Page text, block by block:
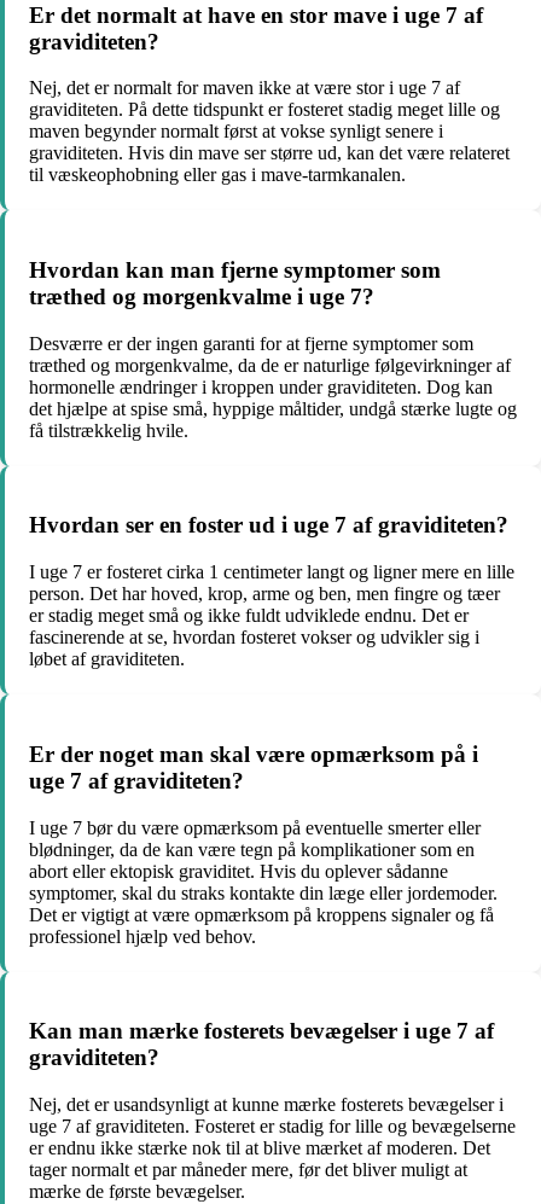
Er det normalt at have en stor mave i uge 7 af
graviditeten?
Nej, det er normalt for maven ikke at være stor i uge 7 af
graviditeten. På dette tidspunkt er fosteret stadig meget lille og
maven begynder normalt først at vokse synligt senere i
graviditeten. Hvis din mave ser større ud, kan det være relateret
til væskeophobning eller gas i mave-tarmkanalen.
Hvordan kan man fjerne symptomer som
træthed og morgenkvalme i uge 7?
Desværre er der ingen garanti for at fjerne symptomer som
træthed og morgenkvalme, da de er naturlige følgevirkninger af
hormonelle ændringer i kroppen under graviditeten. Dog kan
det hjælpe at spise små, hyppige måltider, undgå stærke lugte og
få tilstrækkelig hvile.
Hvordan ser en foster ud i uge 7 af graviditeten?
I uge 7 er fosteret cirka 1 centimeter langt og ligner mere en lille
person. Det har hoved, krop, arme og ben, men fingre og tæer
er stadig meget små og ikke fuldt udviklede endnu. Det er
fascinerende at se, hvordan fosteret vokser og udvikler sig i
løbet af graviditeten.
Er der noget man skal være opmærksom på i
uge 7 af graviditeten?
I uge 7 bør du være opmærksom på eventuelle smerter eller
blødninger, da de kan være tegn på komplikationer som en
abort eller ektopisk graviditet. Hvis du oplever sådanne
symptomer, skal du straks kontakte din læge eller jordemoder.
Det er vigtigt at være opmærksom på kroppens signaler og få
professionel hjælp ved behov.
Kan man mærke fosterets bevægelser i uge 7 af
graviditeten?
Nej, det er usandsynligt at kunne mærke fosterets bevægelser i
uge 7 af graviditeten. Fosteret er stadig for lille og bevægelserne
er endnu ikke stærke nok til at blive mærket af moderen. Det
tager normalt et par måneder mere, før det bliver muligt at
mærke de første bevægelser.